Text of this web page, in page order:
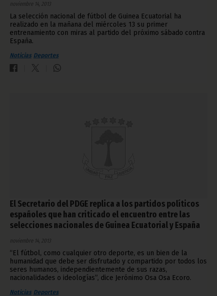
noviembre 14, 2013
La selección nacional de fútbol de Guinea Ecuatorial ha
realizado en la mañana del miércoles 13 su primer
entrenamiento con miras al partido del próximo sábado contra
España.
Noticias Deportes
El Secretario del PDGE replica a los partidos políticos
españoles que han criticado el encuentro entre las
selecciones nacionales de Guinea Ecuatorial y España
noviembre 14, 2013
“El fútbol, como cualquier otro deporte, es un bien de la
humanidad que debe ser disfrutado y compartido por todos los
seres humanos, independientemente de sus razas,
nacionalidades o ideologías”, dice Jerónimo Osa Osa Ecoro.
Noticias Deportes